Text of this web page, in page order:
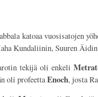
katoaa vuosisatojen
Kundaliinin, Suuren
tekijä oli enkeli
oli profeettaEnoch, josta